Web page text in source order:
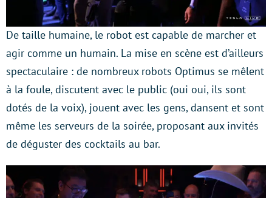
De taille humaine, le robot est capable de marcher et
agir comme un humain. La mise en scène est d’ailleurs
spectaculaire : de nombreux robots Optimus se mêlent
à la foule, discutent avec le public (oui oui, ils sont
dotés de la voix), jouent avec les gens, dansent et sont
même les serveurs de la soirée, proposant aux invités
de déguster des cocktails au bar.